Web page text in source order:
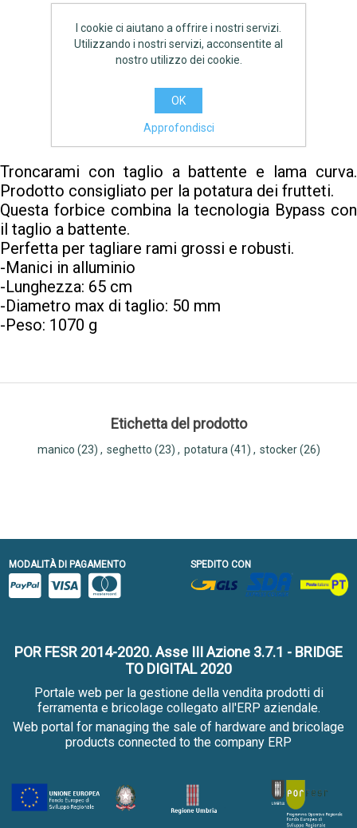
Produttore: STOCKER
€98,80 IVA inclusa
AGGIUNGI
Troncarami con taglio a battente e lama curva.
Prodotto consigliato per la potatura dei frutteti.
Questa forbice combina la tecnologia Bypass con
il taglio a battente.
Perfetta per tagliare rami grossi e robusti.
-Manici in alluminio
-Lunghezza: 65 cm
-Diametro max di taglio: 50 mm
-Peso: 1070 g
Etichetta del prodotto
manico (23) , seghetto (23) , potatura (41) , stocker (26)
MODALITÀ DI PAGAMENTO SPEDITO CON
POR FESR 2014-2020. Asse III Azione 3.7.1 - BRIDGE
TO DIGITAL 2020
Portale web per la gestione della vendita prodotti di
ferramenta e bricolage collegato all'ERP aziendale.
Web portal for managing the sale of hardware and bricolage
products connected to the company ERP
I cookie ci aiutano a offrire i nostri servizi.
Utilizzando i nostri servizi, acconsentite al
nostro utilizzo dei cookie.
OK
Approfondisci